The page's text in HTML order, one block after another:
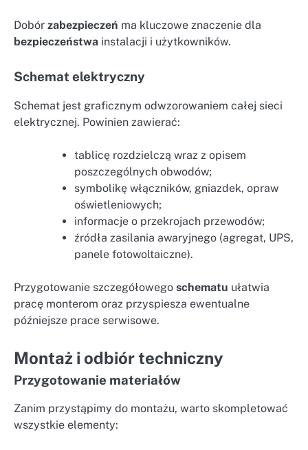
Dobór zabezpieczeń ma kluczowe znaczenie dla
bezpieczeństwa instalacji i użytkowników.
Schemat elektryczny
Schemat jest graficznym odwzorowaniem całej sieci
elektrycznej. Powinien zawierać:
tablicę rozdzielczą wraz z opisem
poszczególnych obwodów;
symbolikę włączników, gniazdek, opraw
oświetleniowych;
informacje o przekrojach przewodów;
źródła zasilania awaryjnego (agregat, UPS,
panele fotowoltaiczne).
Przygotowanie szczegółowego schematu ułatwia
pracę monterom oraz przyspiesza ewentualne
późniejsze prace serwisowe.
Montaż i odbiór techniczny
Przygotowanie materiałów
Zanim przystąpimy do montażu, warto skompletować
wszystkie elementy: